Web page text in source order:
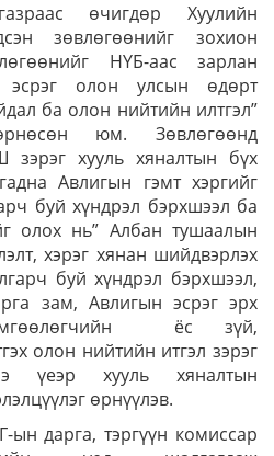
өчигдөр Хуулийн
зөвлөгөөнийг зохион
НҮБ-аас зарлан
эсрэг олон улсын өдөрт
ба олон нийтийн илтгэл”
юм. Зөвлөгөөнд
хууль хяналтын бүх
Авлигын гэмт хэргийг
буй хүндрэл бэрхшээл ба
олох нь” Албан тушаалын
хэрэг хянан шийдвэрлэх
буй хүндрэл бэрхшээл,
зам, Авлигын эсрэг эрх
ёс зүй,
олон нийтийн итгэл зэрэг
үеэр хууль хяналтын
өрнүүлэв.
ын дарга, тэргүүн комиссар